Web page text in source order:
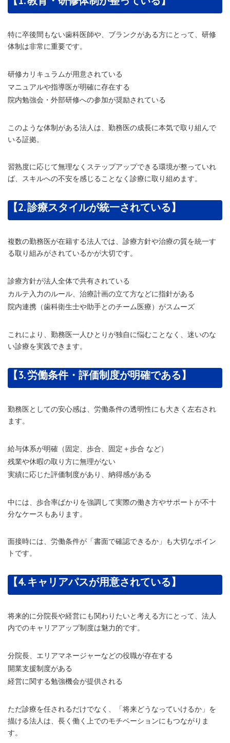
特に卒後間もない歯科医師や、ブランクがある方にとって、研修
体制は非常に重要です。
研修カリキュラムが用意されている
マニュアルや指導医が明確に存在する
院内勉強会・外部研修への参加が奨励されている
このような体制がある法人は、勤務医の成長に本気で取り組んで
いる証拠。
習熟度に応じて無理なくステップアップできる環境が整っていれ
ば、スキルへの不安を感じることなく診療に取り組めます。
【2. 診療スタイルが統一されている】
複数の勤務医が在籍する法人では、診療方針や治療の質を統一す
る取り組みがされているかが大切です。
診療方針が法人全体で共有されている
カルテ入力のルール、治療計画の立て方などに指針がある
院内連携（歯科衛生士や助手とのチーム医療）がスムーズ
これにより、勤務医一人ひとりが独自に悩むことなく、迷いのな
い診療を実践できます。
【3. 労働条件・評価制度が明確である】
勤務医としての安心感は、労働条件の透明性にも大きく左右され
ます。
給与体系が明確（固定、歩合、固定＋歩合 など）
残業や休暇の取り方に無理がない
実績に応じた評価制度があり、納得感がある
中には、歩合率ばかりを強調して実際の働き方やサポートが不十
分なケースもあります。
面接時には、労働条件が「書面で確認できるか」も大切なポイン
トです。
【4. キャリアパスが用意されている】
将来的に分院長や経営にも関わりたいと考える方にとって、法人
内でのキャリアアップ制度は魅力的です。
分院長、エリアマネージャーなどの役職が存在する
開業支援制度がある
経営に関する勉強機会が提供される
ただ診療を任されるだけでなく、「将来どうなっていけるか」を
描ける法人は、長く働く上でのモチベーションにもつながりま
す。